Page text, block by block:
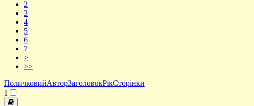
2
3
4
5
6
7
>
>>
ПоличковийАвторЗаголовокРікСторінки
1